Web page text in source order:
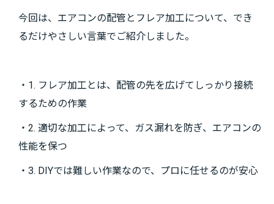
今回は、エアコンの配管とフレア加工について、でき
るだけやさしい言葉でご紹介しました。
・1. フレア加工とは、配管の先を広げてしっかり接続
するための作業
・2. 適切な加工によって、ガス漏れを防ぎ、エアコンの
性能を保つ
・3. DIYでは難しい作業なので、プロに任せるのが安心